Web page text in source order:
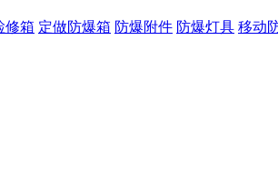
修箱 定做防爆箱 防爆附件 防爆灯具 移动